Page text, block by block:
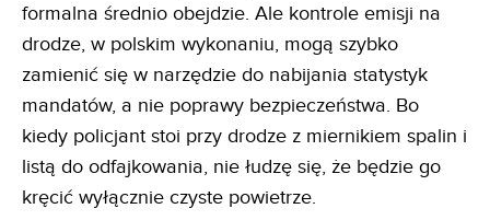
formalna średnio obejdzie. Ale kontrole emisji na
drodze, w polskim wykonaniu, mogą szybko
zamienić się w narzędzie do nabijania statystyk
mandatów, a nie poprawy bezpieczeństwa. Bo
kiedy policjant stoi przy drodze z miernikiem spalin i
listą do odfajkowania, nie łudzę się, że będzie go
kręcić wyłącznie czyste powietrze.